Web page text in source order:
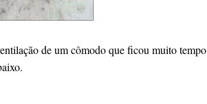
de um cômodo que ficou muito tempo